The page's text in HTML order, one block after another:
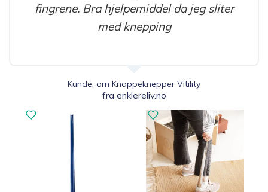
fingrene. Bra hjelpemiddel da jeg sliter
med knepping
Kunde, om Knappeknepper Vitility
fra enklereliv.no